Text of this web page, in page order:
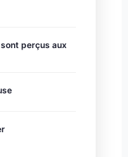
perçus aux